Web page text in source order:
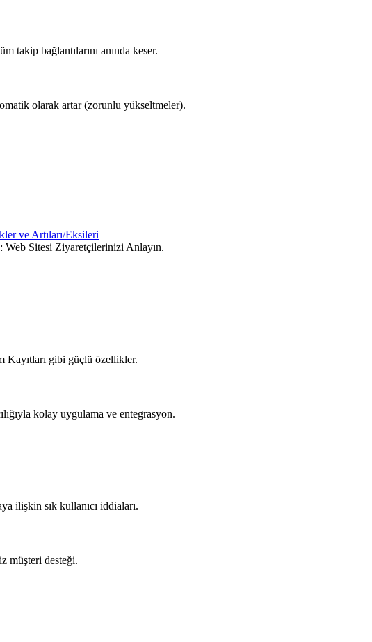
takip bağlantılarını anında keser.
olarak artar (zorunlu yükseltmeler).
ve Artıları/Eksileri
Web Sitesi Ziyaretçilerinizi Anlayın.
Kayıtları gibi güçlü özellikler.
kolay uygulama ve entegrasyon.
ilişkin sık kullanıcı iddiaları.
müşteri desteği.